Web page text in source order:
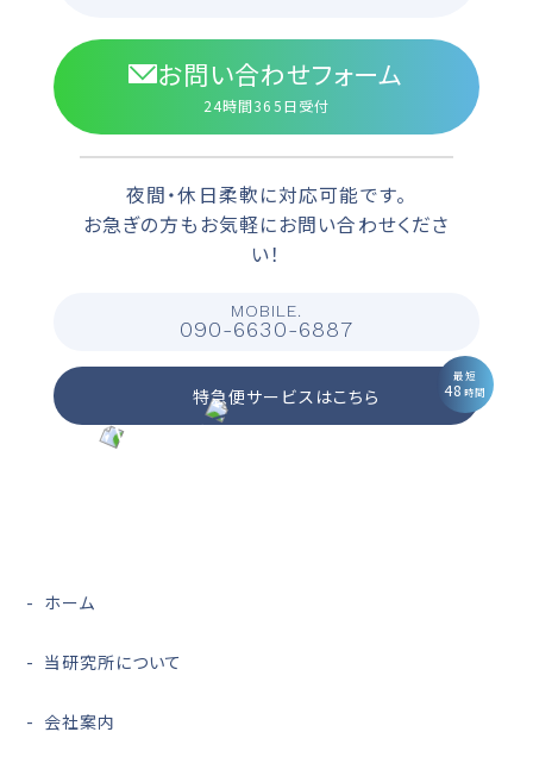
お問い合わせフォーム
24時間365日受付
夜間・休日柔軟に対応可能です。
お急ぎの方もお気軽にお問い合わせくださ
い！
MOBILE.
090-6630-6887
特急便サービスはこちら
最短
48時間
ホーム
当研究所について
会社案内